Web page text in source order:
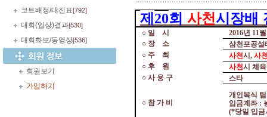
코트배정/대진표[792]
대회(입상)결과[530]
대회화보/동영상[536]
회원보기
가입하기
제 20회 사천시장배
○ 일 시 2016년 11
○ 장 소
삼천포공설
○ 주 최 사천시 , 사
○ 후 원 사천시 체
○ 사 용 구 스타
○ 참 가 비
개인복식
입금계좌 :
(*당일 입